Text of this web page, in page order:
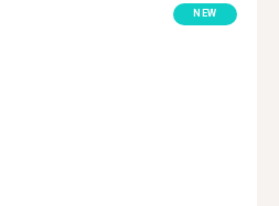
NEW